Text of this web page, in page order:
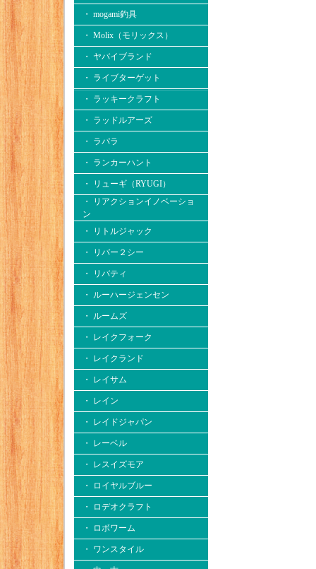
・ mogami釣具
・ Molix（モリックス）
・ ヤバイブランド
・ ライブターゲット
・ ラッキークラフト
・ ラッドルアーズ
・ ラパラ
・ ランカーハント
・ リューギ（RYUGI）
・ リアクションイノベーショ
ン
・ リトルジャック
・ リバー２シー
・ リバティ
・ ルーハージェンセン
・ ルームズ
・ レイクフォーク
・ レイクランド
・ レイサム
・ レイン
・ レイドジャパン
・ レーベル
・ レスイズモア
・ ロイヤルブルー
・ ロデオクラフト
・ ロボワーム
・ ワンスタイル